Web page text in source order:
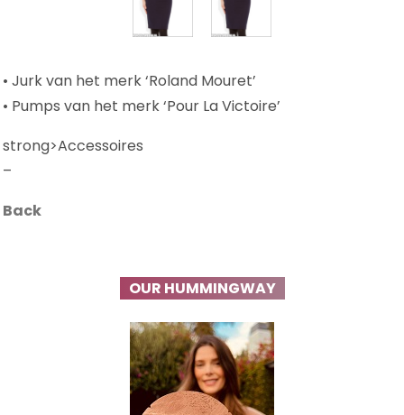
• Jurk van het merk ‘Roland Mouret’
• Pumps van het merk ‘Pour La Victoire’
strong>Accessoires
–
Back
OUR HUMMINGWAY